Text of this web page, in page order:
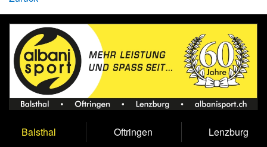
Balsthal Oftringen Lenzburg